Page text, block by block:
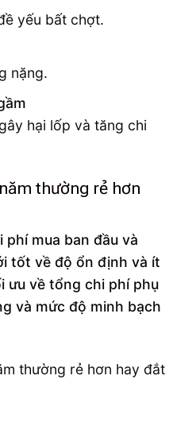
yếu bất chợt.
nặng.
hại lốp và tăng chi
thường rẻ hơn
mua ban đầu và
tốt về độ ổn định và ít
ưu về tổng chi phí phụ
và mức độ minh bạch